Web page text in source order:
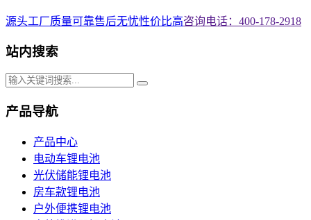
源头工厂质量可靠售后无忧性价比高咨询电话：400-178-2918
站内搜索
产品导航
产品中心
电动车锂电池
光伏储能锂电池
房车款锂电池
户外便携锂电池